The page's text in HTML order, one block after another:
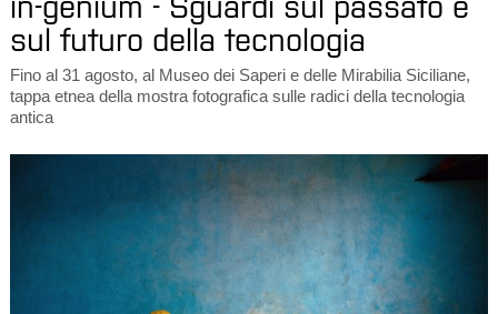
sul futuro della tecnologia
Fino al 31 agosto, al Museo dei Saperi e delle Mirabilia Siciliane,
tappa etnea della mostra fotografica sulle radici della tecnologia
antica